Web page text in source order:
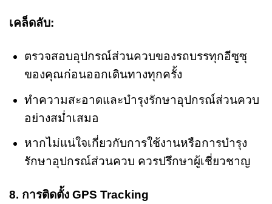
เคล็ดลับ:
ตรวจสอบอุปกรณ์ส่วนควบของรถบรรทุกอีซูซุ
ของคุณก่อนออกเดินทางทุกครั้ง
ทำความสะอาดและบำรุงรักษาอุปกรณ์ส่วนควบ
อย่างสม่ำเสมอ
หากไม่แน่ใจเกี่ยวกับการใช้งานหรือการบำรุง
รักษาอุปกรณ์ส่วนควบ ควรปรึกษาผู้เชี่ยวชาญ
8. การติดตั้ง GPS Tracking